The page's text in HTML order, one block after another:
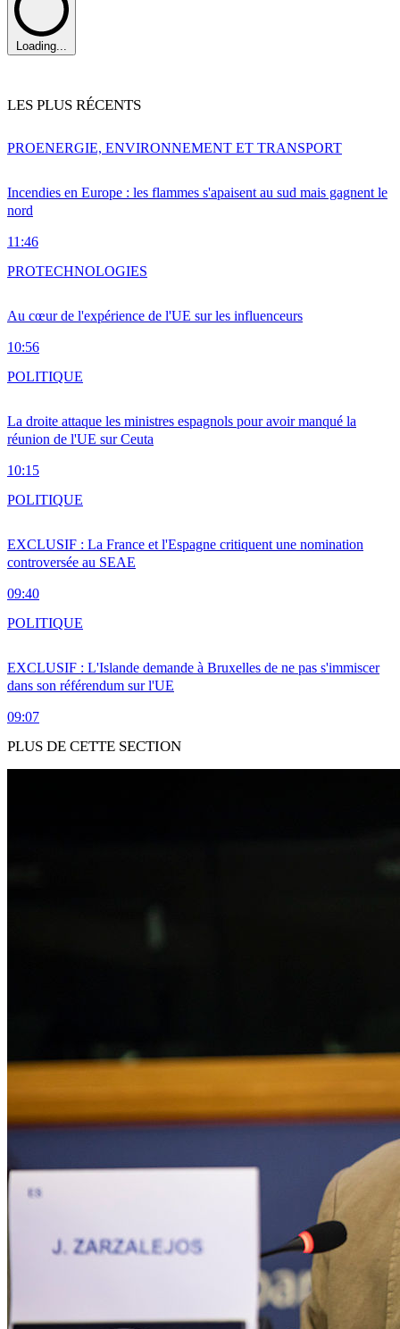
Loading...
LES PLUS RÉCENTS
Incendies en Europe : les flammes s'apaisent au sud mais gagnent le
nord
11:46
PROENERGIE, ENVIRONNEMENT ET TRANSPORT
Au cœur de l'expérience de l'UE sur les influenceurs
10:56
PROTECHNOLOGIES
La droite attaque les ministres espagnols pour avoir manqué la
réunion de l'UE sur Ceuta
10:15
POLITIQUE
EXCLUSIF : La France et l'Espagne critiquent une nomination
controversée au SEAE
09:40
POLITIQUE
EXCLUSIF : L'Islande demande à Bruxelles de ne pas s'immiscer
dans son référendum sur l'UE
09:07
POLITIQUE
PLUS DE CETTE SECTION